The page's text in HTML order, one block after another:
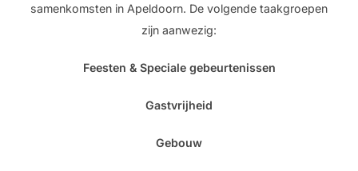
samenkomsten in Apeldoorn. De volgende taakgroepen
zijn aanwezig:
Feesten & Speciale gebeurtenissen
Gastvrijheid
Gebouw